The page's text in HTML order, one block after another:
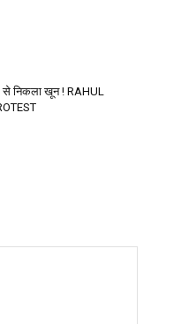
से निकला खून ! RAHUL